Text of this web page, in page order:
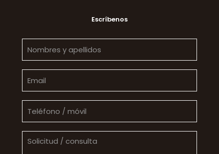
Escríbenos